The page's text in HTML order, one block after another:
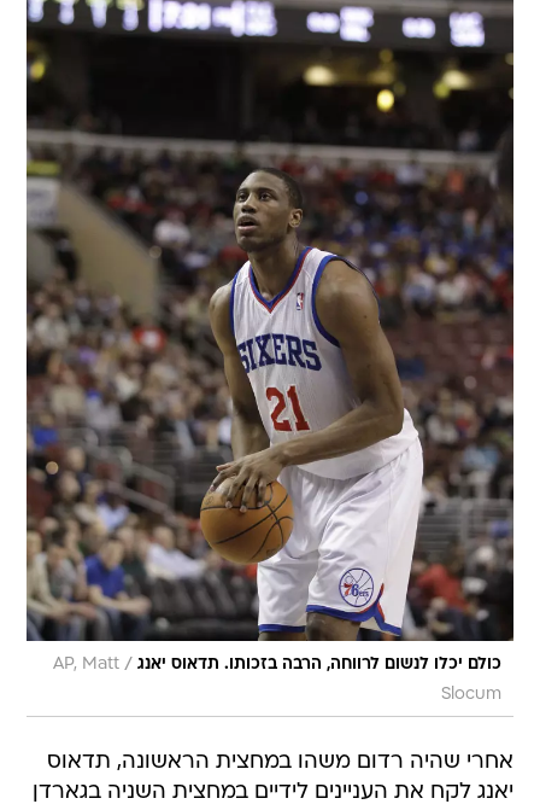
כולם יכלו לנשום לרווחה, הרבה בזכותו. תדאוס יאנג /
AP, Matt
Slocum
אחרי שהיה רדום משהו במחצית הראשונה, תדאוס
יאנג לקח את העניינים לידיים במחצית השניה בגארדן